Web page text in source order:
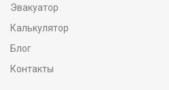
Эвакуатор
Калькулятор
Блог
Контакты